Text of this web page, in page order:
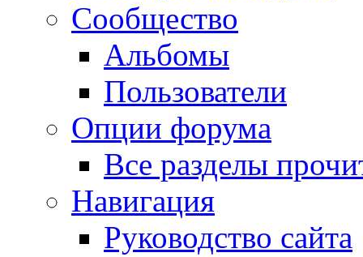
Сообщество
Альбомы
Пользователи
Опции форума
Все разделы
Навигация
Руководство сайта